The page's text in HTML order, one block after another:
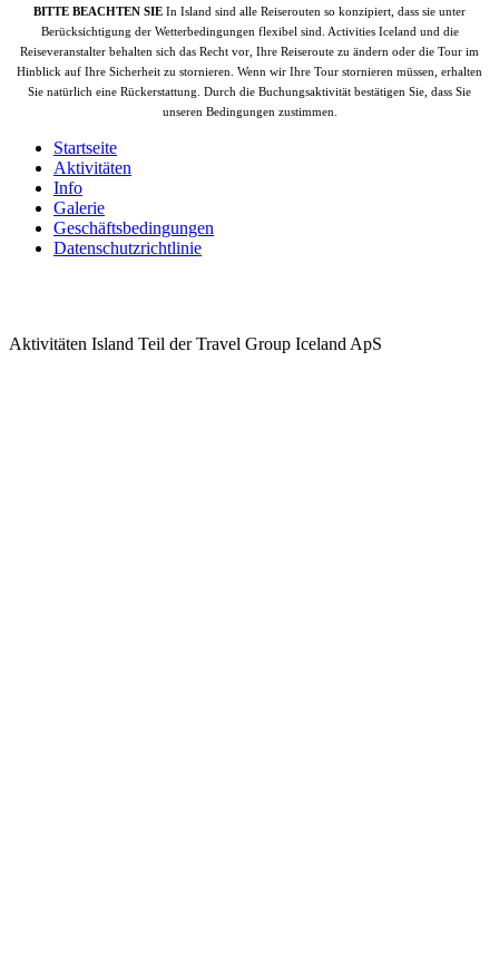
BITTE BEACHTEN SIE In Island sind alle Reiserouten so konzipiert, dass sie unter
Berücksichtigung der Wetterbedingungen flexibel sind. Activities Iceland und die
Reiseveranstalter behalten sich das Recht vor, Ihre Reiseroute zu ändern oder die Tour im
Hinblick auf Ihre Sicherheit zu stornieren. Wenn wir Ihre Tour stornieren müssen, erhalten
Sie natürlich eine Rückerstattung. Durch die Buchungsaktivität bestätigen Sie, dass Sie
unseren Bedingungen zustimmen.
Startseite
Aktivitäten
Info
Galerie
Geschäftsbedingungen
Datenschutzrichtlinie
Aktivitäten Island Teil der Travel Group Iceland ApS